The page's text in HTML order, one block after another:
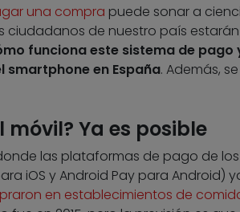
una compra puede sonar a
ciudadanos de nuestro país
funciona este sistema de pago
smartphone en España. Además,
móvil? Ya es posible
las plataformas de pago de
iOS y Android Pay para Android)
en establecimientos de